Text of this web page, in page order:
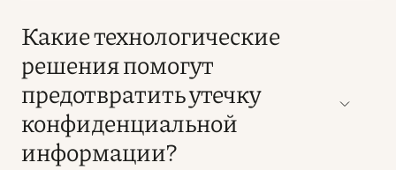
Какие технологические
решения помогут
предотвратить утечку
конфиденциальной
информации?